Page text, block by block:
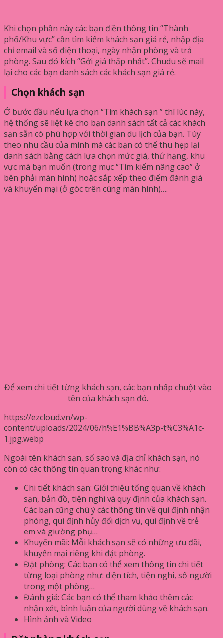
Khi chọn phần này các bạn điền thông tin “Thành
phố/Khu vực” cần tìm kiếm khách sạn giá rẻ, nhập địa
chỉ email và số điện thoại, ngày nhận phòng và trả
phòng. Sau đó kích “Gởi giá thấp nhất”. Chudu sẽ mail
lại cho các bạn danh sách các khách sạn giá rẻ.
Chọn khách sạn
Ở bước đầu nếu lựa chọn “Tìm khách sạn ” thì lúc này,
hệ thống sẽ liệt kê cho bạn danh sách tất cả các khách
sạn sẵn có phù hợp với thời gian du lịch của bạn. Tùy
theo nhu cầu của mình mà các bạn có thể thu hẹp lại
danh sách bằng cách lựa chọn mức giá, thứ hạng, khu
vực mà bạn muốn (trong mục “Tìm kiếm nâng cao” ở
bên phải màn hình) hoặc sắp xếp theo điểm đánh giá
và khuyến mại (ở góc trên cùng màn hình)….
Để xem chi tiết từng khách sạn, các bạn nhấp chuột vào
tên của khách sạn đó.
https://ezcloud.vn/wp-
content/uploads/2024/06/h%E1%BB%A3p-t%C3%A1c-
1.jpg.webp
Ngoài tên khách sạn, số sao và địa chỉ khách sạn, nó
còn có các thông tin quan trọng khác như:
Chi tiết khách sạn: Giới thiệu tổng quan về khách
sạn, bản đồ, tiện nghi và quy định của khách sạn.
Các bạn cũng chú ý các thông tin về qui định nhận
phòng, qui định hủy đổi dịch vụ, qui định về trẻ
em và giường phụ…
Khuyến mãi: Mỗi khách sạn sẽ có những ưu đãi,
khuyến mại riêng khi đặt phòng.
Đặt phòng: Các bạn có thể xem thông tin chi tiết
từng loại phòng như: diện tích, tiện nghi, số người
trong một phòng…
Đánh giá: Các bạn có thể tham khảo thêm các
nhận xét, bình luận của người dùng về khách sạn.
Hình ảnh và Video